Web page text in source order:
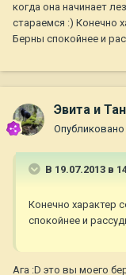
когда она начинает
стараемся :) Конечно
Берны спокойнее и
Эвита и
Опубликовано
В 19.07.2013 в
Конечно характер
спокойнее и
Ага :D это вы моего